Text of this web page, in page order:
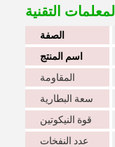
الصفة
اسم المنتج
المقاومة
سعة البطارية
قوة النيكوتين
عدد النفخات